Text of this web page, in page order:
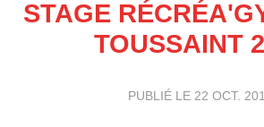
STAGE
TOUSSAINT
PUBLIÉ LE 22 OCT.